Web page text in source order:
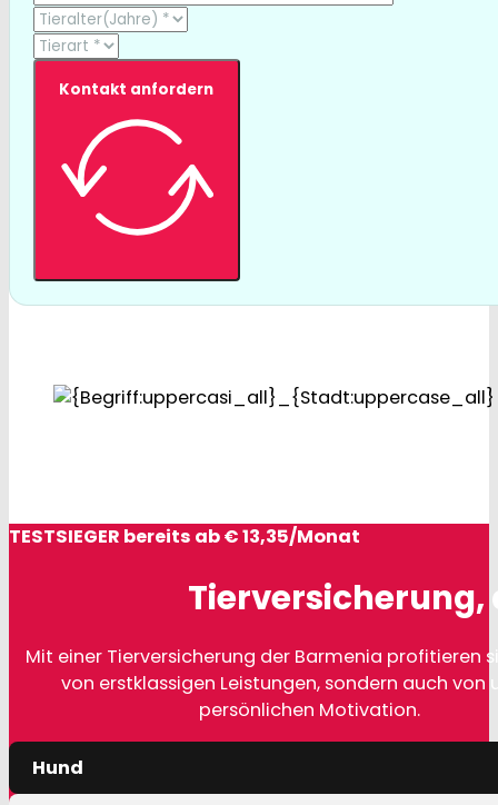
Kontakt anfordern
TESTSIEGER bereits ab € 13,35/Monat
Tierversicherung,
Mit einer Tierversicherung der Barmenia profitieren
von erstklassigen Leistungen, sondern auch von
persönlichen Motivation.
Hund